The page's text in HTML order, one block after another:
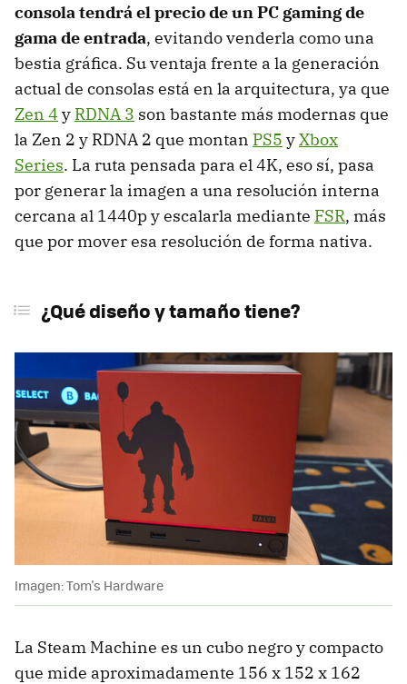
consola tendrá el precio de un PC gaming de
gama de entrada, evitando venderla como una
bestia gráfica. Su ventaja frente a la generación
actual de consolas está en la arquitectura, ya que
Zen 4 y RDNA 3 son bastante más modernas que
la Zen 2 y RDNA 2 que montan PS5 yXbox
Series. La ruta pensada para el 4K, eso sí, pasa
por generar la imagen a una resolución interna
cercana al 1440p y escalarla mediante FSR, más
que por mover esa resolución de forma nativa.
¿Qué diseño y tamaño tiene?
Imagen: Tom's Hardware
La Steam Machine es un cubo negro y compacto
que mide aproximadamente 156 x 152 x 162